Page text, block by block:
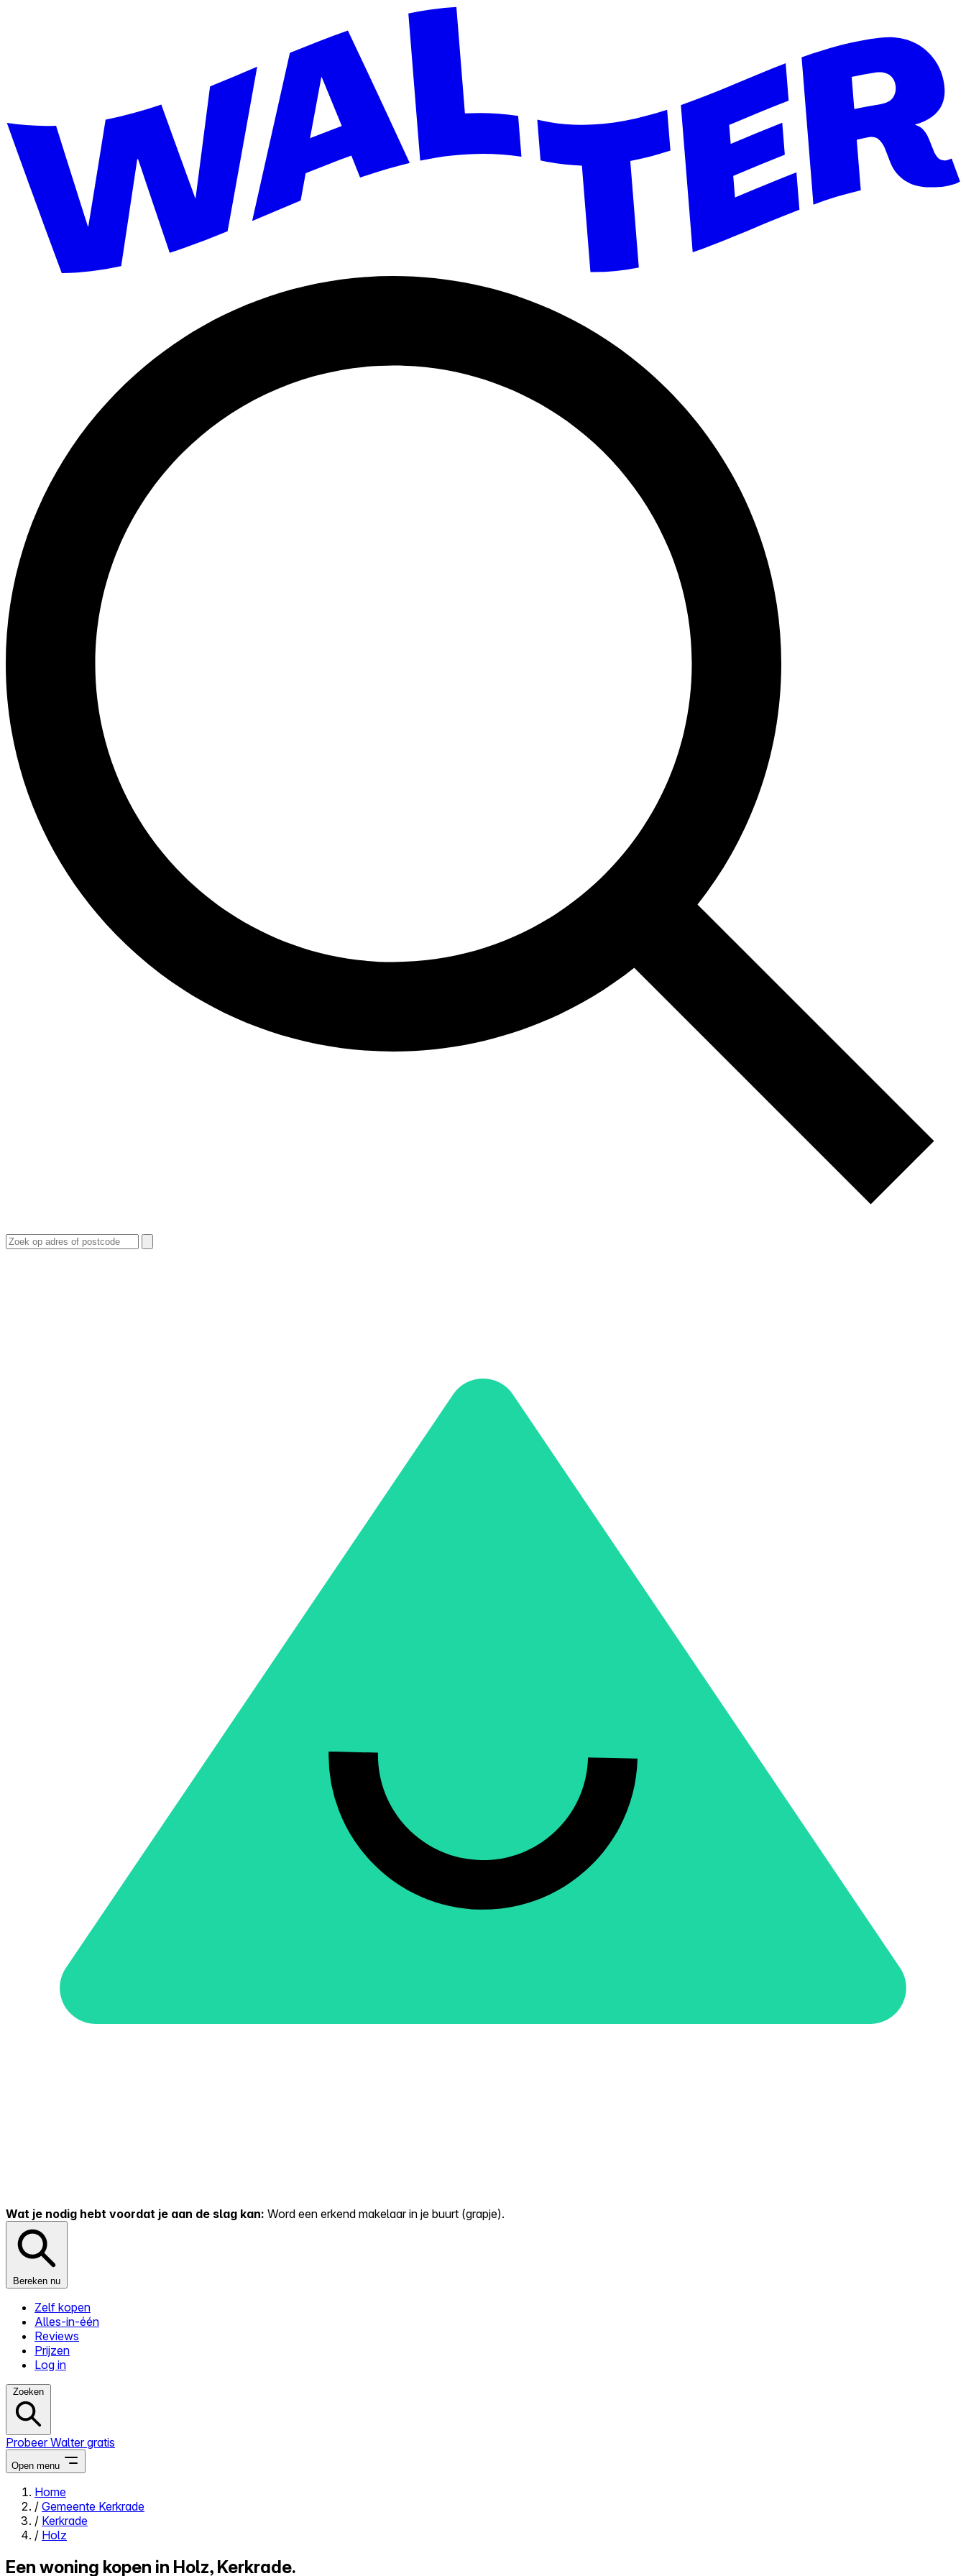
Wat je nodig hebt voordat je aan de slag kan: Word een erkend makelaar in je buurt (grapje).
Bereken nu
Zelf kopen
Alles-in-één
Reviews
Prijzen
Log in
Zoeken
Probeer Walter gratis
Open menu
Close menu
Home
/ Gemeente Kerkrade
/ Kerkrade
/ Holz
Een woning kopen in Holz, Kerkrade.